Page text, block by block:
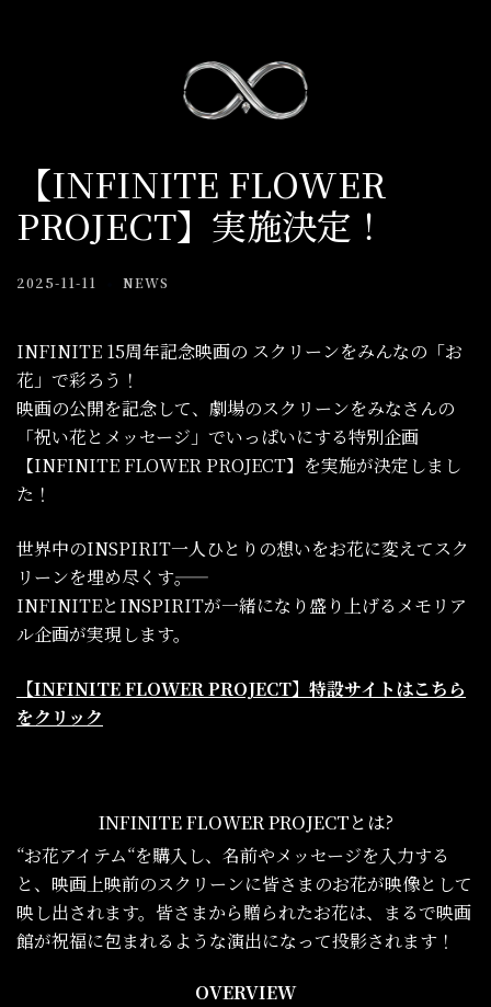
【INFINITE FLOWER
PROJECT】実施決定！
2025-11-11 NEWS
INFINITE 15周年記念映画の スクリーンをみんなの「お
花」で彩ろう！
映画の公開を記念して、劇場のスクリーンをみなさんの
「祝い花とメッセージ」でいっぱいにする特別企画
【INFINITE FLOWER PROJECT】を実施が決定しまし
た！
世界中のINSPIRIT一人ひとりの想いをお花に変えてスク
リーンを埋め尽くす――。
INFINITEとINSPIRITが一緒になり盛り上げるメモリア
ル企画が実現します。
【INFINITE FLOWER PROJECT】特設サイトはこちら
をクリック
INFINITE FLOWER PROJECTとは?
“お花アイテム“を購入し、名前やメッセージを入力する
と、映画上映前のスクリーンに皆さまのお花が映像として
映し出されます。皆さまから贈られたお花は、まるで映画
館が祝福に包まれるような演出になって投影されます！
OVERVIEW